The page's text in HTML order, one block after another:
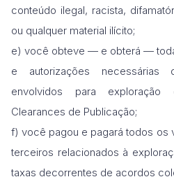
conteúdo ilegal, racista,
ou qualquer material ilícito;
e) você obteve — e obterá —
e autorizações
envolvidos para exploração
Clearances de Publicação;
f) você pagou e pagará todos os
terceiros relacionados à
taxas decorrentes de acordos